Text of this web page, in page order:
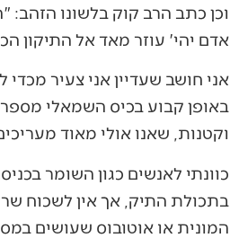
וכן כתב הרב קוק בלשונו הזהב:
אדם יהי' עוזר מאד אל התיקון
אני חושב שעדיין אני צעיר
באופן קבוע בכיס השמאלי מספר
וקטנות, שאנו אולי מאוד
כוונתי לאנשים כגון השומר
בתכולת התיק, אך אין לשכוח
המונית או אוטובוס שעושים